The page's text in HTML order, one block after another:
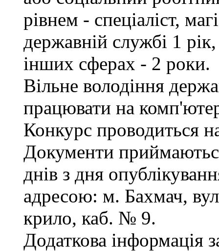
рівнем - спеціаліст,
державній службі 1
інших сферах - 2 роки.
Вільне володіння
працювати на
Конкурс проводиться
Документи
днів з дня
адресою: м. Бахмач,
крило, каб. № 9.
Додаткова інформація